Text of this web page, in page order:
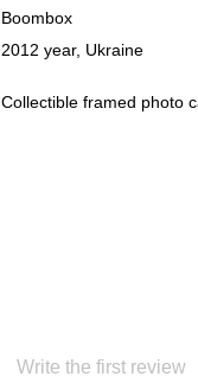
Boombox
2012 year, Ukraine
Collectible framed photo
Write the first review